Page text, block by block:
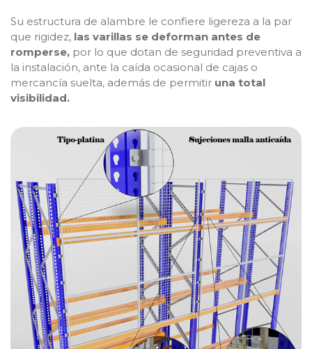
Su estructura de alambre le confiere ligereza a la par
que rigidez, las varillas se deforman antes de
romperse, por lo que dotan de seguridad preventiva a
la instalación, ante la caída ocasional de cajas o
mercancía suelta, además de permitir una total
visibilidad.